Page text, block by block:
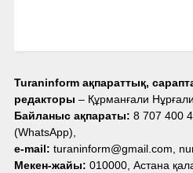
Turaninform ақпараттық,
редакторы – Құрманғали
Байланыс ақпараты: 8 707 400
(WhatsApp),
e-mail: turaninform@gmail.com,
Мекен-жайы: 010000, Астана